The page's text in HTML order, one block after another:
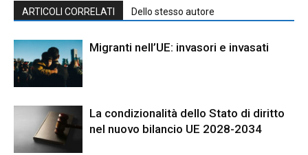
ARTICOLI CORRELATI Dello stesso autore
Migranti nell’UE: invasori e invasati
La condizionalità dello Stato di diritto
nel nuovo bilancio UE 2028-2034